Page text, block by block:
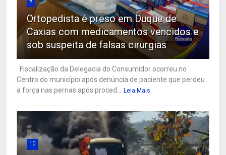
Ortopedista é preso em Duque de
Caxias com medicamentos vencidos e
sob suspeita de falsas cirurgias
Fiscalização da Delegacia do Consumidor ocorreu no
Centro do município após denúncia de paciente que perdeu
a força nas pernas após proced... Leia Mais
10